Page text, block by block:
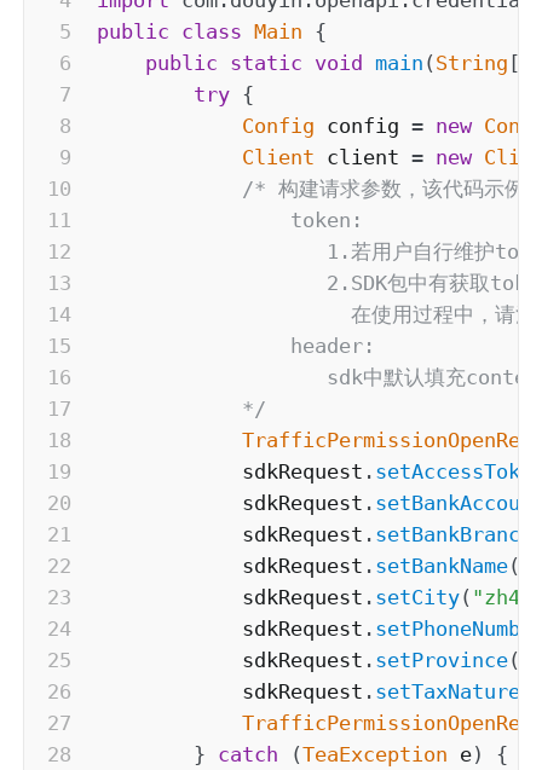
public class Main {
public static void main ( String [
try {
Config config = new
Client client = new
/* 构建请求参数，该代码示例
                token:
1.若用户自行维护
2.SDK包中有获取
在使用过程中，请注
                header:
sdk中默认填充
            */
            sdkRequest
.
            sdkRequest
.
            sdkRequest
. setBankBranch
            sdkRequest
. setBankName(
            sdkRequest
. setCity(
            sdkRequest
.
            sdkRequest
. setProvince(
            sdkRequest
. setTaxNature
} catch (TeaException e)
{